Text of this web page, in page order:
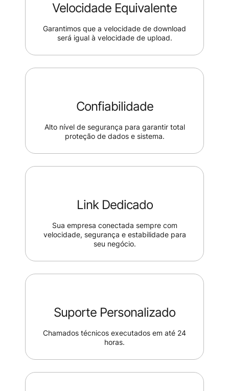
Velocidade Equivalente
Garantimos que a velocidade de download
será igual à velocidade de upload.
Confiabilidade
Alto nível de segurança para garantir total
proteção de dados e sistema.
Link Dedicado
Sua empresa conectada sempre com
velocidade, segurança e estabilidade para
seu negócio.
Suporte Personalizado
Chamados técnicos executados em até 24
horas.